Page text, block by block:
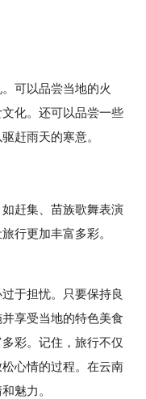
可以品尝当地的火
化。还可以品尝一些
赶雨天的寒意。
赶集、苗族歌舞表演
行更加丰富多彩。
于担忧。只要保持良
享受当地的特色美食
彩。记住，旅行不仅
心情的过程。在云南
魅力。